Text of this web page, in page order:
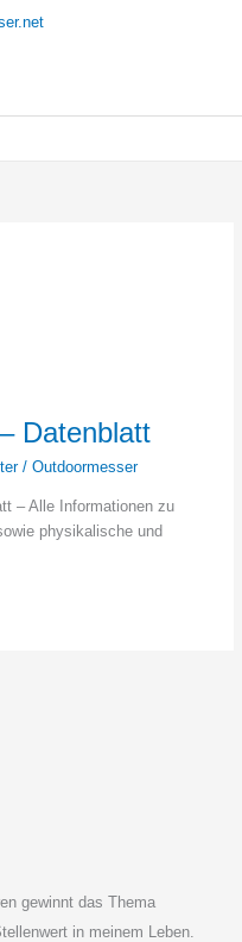
Datenblatt
/ Outdoormesser
– Alle Informationen zu
physikalische und
gewinnt das Thema
in meinem Leben.